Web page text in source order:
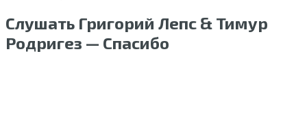
Слушать Григорий Лепс & Тимур
Родригез — Спасибо